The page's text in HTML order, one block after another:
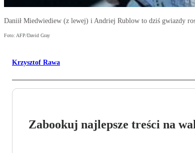
Daniił Miedwiediew (z lewej) i Andriej Rublow to dziś gwiazdy
Foto: AFP/David Gray
Krzysztof Rawa
Zabookuj najlepsze treści na